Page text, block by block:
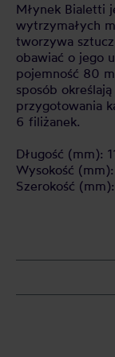
Młynek Bialetti
wytrzymałych
tworzywa
obawiać o jego
pojemność 80
sposób
przygotowania
6 filiżanek.
Długość (mm):
Wysokość
Szerokość